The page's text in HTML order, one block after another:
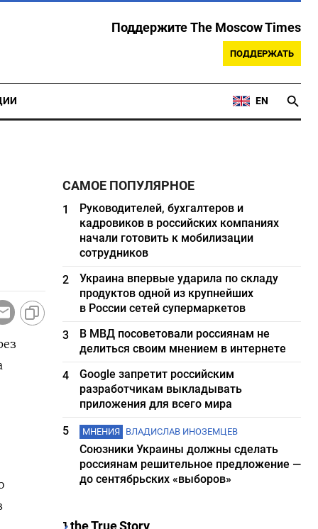
Поддержите The Moscow Times
ПОДДЕРЖАТЬ
EN
САМОЕ ПОПУЛЯРНОЕ
1
Руководителей, бухгалтеров и
кадровиков в российских компаниях
начали готовить к мобилизации
сотрудников
2
Украина впервые ударила по складу
продуктов одной из крупнейших
в России сетей супермаркетов
3
В МВД посоветовали россиянам не
делиться своим мнением в интернете
4
Google запретит российским
разработчикам выкладывать
приложения для всего мира
5
МНЕНИЯ ВЛАДИСЛАВ ИНОЗЕМЦЕВ
Союзники Украины должны сделать
россиянам решительное предложение —
до сентябрьских «выборов»